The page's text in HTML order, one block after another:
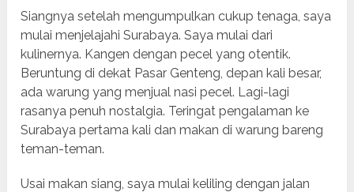
Siangnya setelah mengumpulkan cukup tenaga, saya
mulai menjelajahi Surabaya. Saya mulai dari
kulinernya. Kangen dengan pecel yang otentik.
Beruntung di dekat Pasar Genteng, depan kali besar,
ada warung yang menjual nasi pecel. Lagi-lagi
rasanya penuh nostalgia. Teringat pengalaman ke
Surabaya pertama kali dan makan di warung bareng
teman-teman.
Usai makan siang, saya mulai keliling dengan jalan